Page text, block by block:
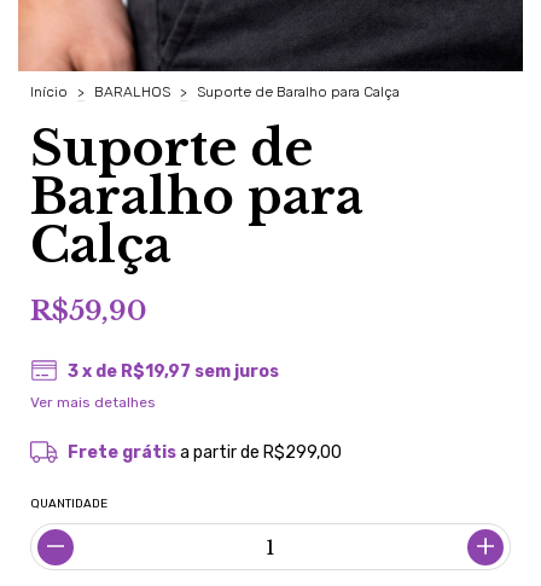
Início > BARALHOS > Suporte de Baralho para Calça
Suporte de
Baralho para
Calça
R$59,90
3x de R$19,97 sem juros
Ver mais detalhes
Frete grátisa partir de R$299,00
QUANTIDADE